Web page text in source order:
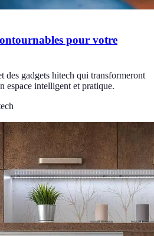
pour votre
des gadgets hitech qui transformeront
espace intelligent et pratique.